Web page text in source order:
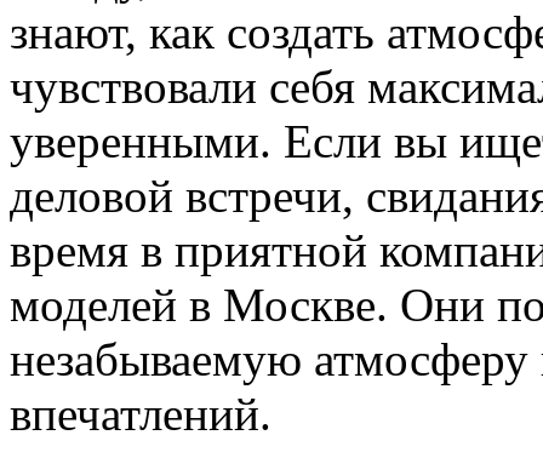
знают, как создать
чувствовали себя
уверенными. Если вы
деловой встречи,
время в приятной
моделей в Москве. Они
незабываемую
впечатлений.